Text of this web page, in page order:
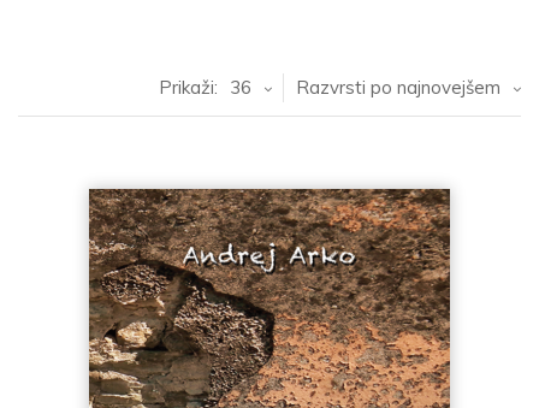
Razvrsti po najnovejšem
Prikaži: 36